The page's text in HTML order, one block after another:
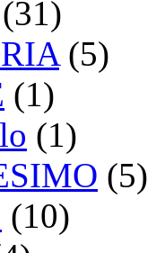
(31)
(5)
(1)
(1)
(5)
(10)